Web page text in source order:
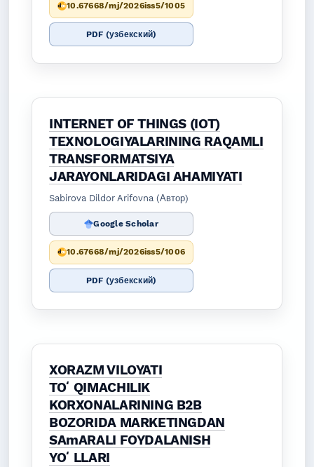
10.67668/mj/2026iss5/1005
PDF (узбекский)
INTERNET OF THINGS (IOT)
TEXNOLOGIYALARINING RAQAMLI
TRANSFORMATSIYA
JARAYONLARIDAGI AHAMIYATI
Sabirova Dildor Arifovna (Автор)
Google Scholar
10.67668/mj/2026iss5/1006
PDF (узбекский)
XORAZM VILOYATI
TOʻQIMACHILIK
KORXONALARINING B2B
BOZORIDA MARKETINGDAN
SAmARALI FOYDALANISH
YOʻLLARI